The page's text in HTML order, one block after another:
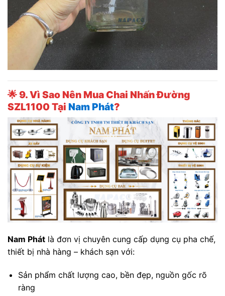
🌟9. Vì Sao Nên Mua Chai Nhấn Đường
SZL1100 Tại Nam Phát?
Nam Phát là đơn vị chuyên cung cấp dụng cụ pha chế,
thiết bị nhà hàng – khách sạn với:
Sản phẩm chất lượng cao, bền đẹp, nguồn gốc rõ
ràng